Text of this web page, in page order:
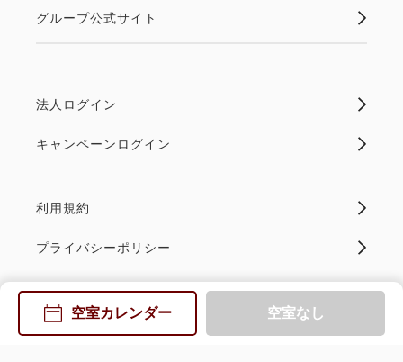
空室カレンダー 空室なし
グループ公式サイト
法人ログイン
キャンペーンログイン
利用規約
プライバシーポリシー